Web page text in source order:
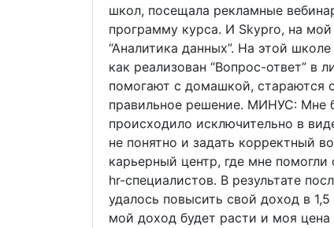
школ, посещала рекламные
программу курса. И Skypro, на
“Аналитика данных”. На этой
как реализован “Вопрос-ответ” в
помогают с домашкой, стараются
правильное решение. МИНУС: Мне
происходило исключительно в
не понятно и задать корректный
карьерный центр, где мне
hr-специалистов. В результате
удалось повысить свой доход в
мой доход будет расти и моя